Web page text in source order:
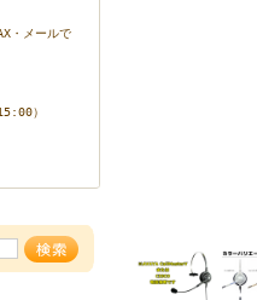
・メールで
）